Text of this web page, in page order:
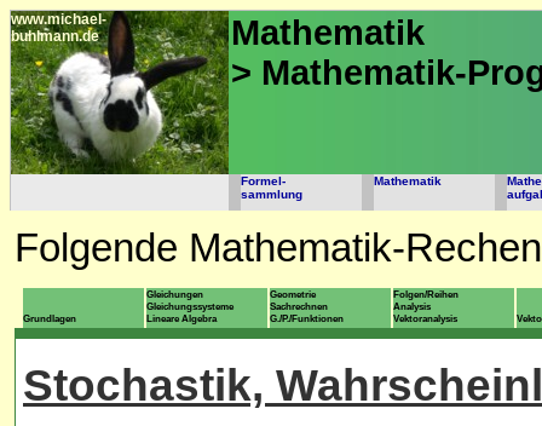
www.michael-
buhlmann.de
Mathematik
> Mathematik-
Formel-
sammlung
Mathematik
Folgende Mathematik-
Grundlagen
Gleichungen
Gleichungssysteme
Lineare Algebra
Geometrie
Sachrechnen
G./P./Funktionen
Folgen/Reihen
Analysis
Vektoranalysis
Stochastik,